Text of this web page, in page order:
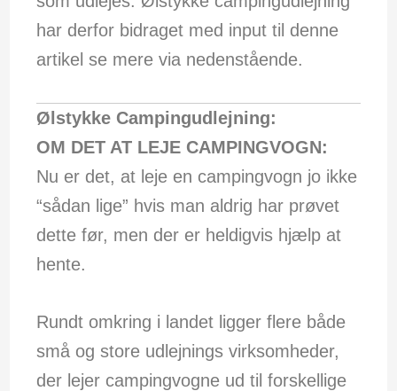
har derfor bidraget med input til denne
artikel se mere via nedenstående.
Ølstykke Campingudlejning:
OM DET AT LEJE CAMPINGVOGN:
Nu er det, at leje en campingvogn jo ikke
“sådan lige” hvis man aldrig har prøvet
dette før, men der er heldigvis hjælp at
hente.
Rundt omkring i landet ligger flere både
små og store udlejnings virksomheder,
der lejer campingvogne ud til forskellige